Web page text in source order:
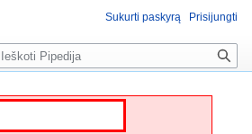
Sukurti paskyrą Prisijungti
Paieška